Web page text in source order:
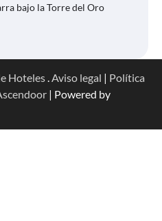
bajo la Torre del Oro
Hoteles.Aviso legal | Política
| Powered by